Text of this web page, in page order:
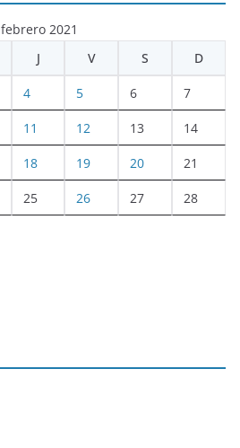
febrero 2021
J V S D
4 5 6 7
11 12 13 14
18 19 20 21
25 26 27 28